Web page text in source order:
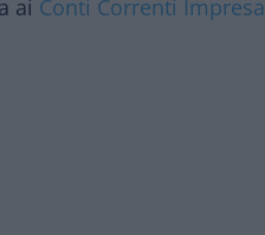
ai Conti Correnti Impresa